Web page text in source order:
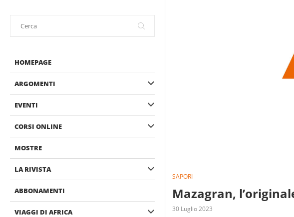
HOMEPAGE
ARGOMENTI
EVENTI
CORSI ONLINE
MOSTRE
LA RIVISTA
ABBONAMENTI
VIAGGI DI AFRICA
SAPORI
Mazagran,
30 Luglio 2023